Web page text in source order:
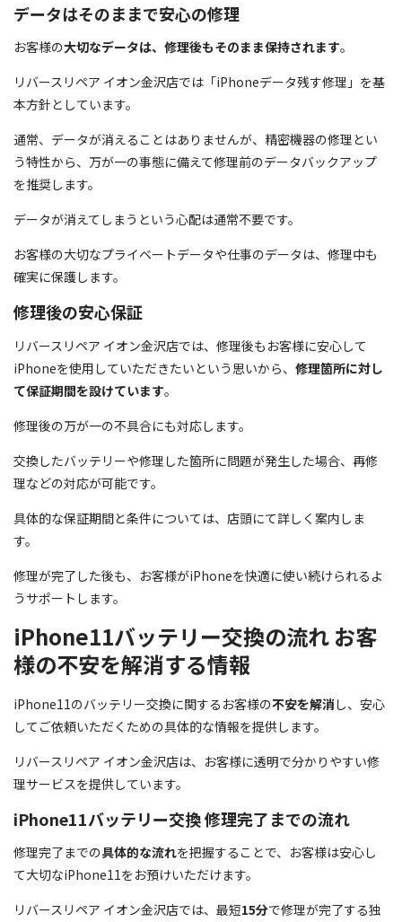
データはそのままで安心の修理
お客様の大切なデータは、修理後もそのまま保持されます。
リバースリペア イオン金沢店では「iPhoneデータ残す修理」を基
本方針としています。
通常、データが消えることはありませんが、精密機器の修理とい
う特性から、万が一の事態に備えて修理前のデータバックアップ
を推奨します。
データが消えてしまうという心配は通常不要です。
お客様の大切なプライベートデータや仕事のデータは、修理中も
確実に保護します。
修理後の安心保証
リバースリペア イオン金沢店では、修理後もお客様に安心して
iPhoneを使用していただきたいという思いから、 修理箇所に対し
て保証期間を設けています。
修理後の万が一の不具合にも対応します。
交換したバッテリーや修理した箇所に問題が発生した場合、再修
理などの対応が可能です。
具体的な保証期間と条件については、店頭にて詳しく案内しま
す。
修理が完了した後も、お客様がiPhoneを快適に使い続けられるよ
うサポートします。
iPhone11バッテリー交換の流れ お客
様の不安を解消する情報
iPhone11のバッテリー交換に関するお客様の不安を解消し、安心
してご依頼いただくための具体的な情報を提供します。
リバースリペア イオン金沢店は、お客様に透明で分かりやすい修
理サービスを提供しています。
iPhone11バッテリー交換 修理完了までの流れ
修理完了までの具体的な流れを把握することで、お客様は安心し
て大切なiPhone11をお預けいただけます。
リバースリペア イオン金沢店では、最短15分で修理が完了する独